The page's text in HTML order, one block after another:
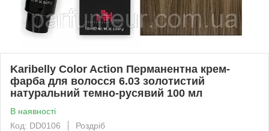
Karibelly Color Action Перманентна крем-
фарба для волосся 6.03 золотистий
натуральний темно-русявий 100 мл
В наявності
Код: DD0106
Роздріб